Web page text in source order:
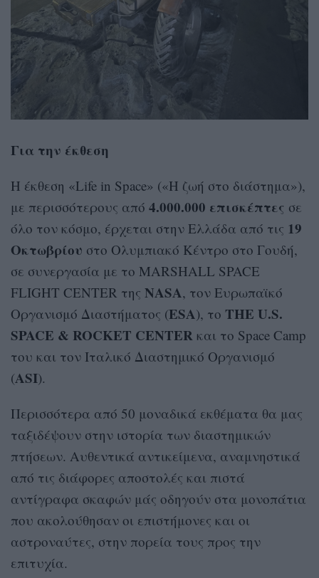
Για την έκθεση
Η έκθεση «Life in Space» («Η ζωή στο διάστημα»),
με περισσότερους από 4.000.000 επισκέπτες σε
όλο τον κόσμο, έρχεται στην Ελλάδα από τις 19
Οκτωβρίου στο Ολυμπιακό Κέντρο στο Γουδή,
σε συνεργασία με το MARSHALL SPACE
FLIGHT CENTER της NASA, τον Ευρωπαϊκό
Οργανισμό Διαστήματος (ESA), το THE U.S.
SPACE & ROCKET CENTER και το Space Camp
του και τον Ιταλικό Διαστημικό Οργανισμό
(ASI).
Περισσότερα από 50 μοναδικά εκθέματα θα μας
ταξιδέψουν στην ιστορία των διαστημικών
πτήσεων. Αυθεντικά αντικείμενα, αναμνηστικά
από τις διάφορες αποστολές και πιστά
αντίγραφα σκαφών μάς οδηγούν στα μονοπάτια
που ακολούθησαν οι επιστήμονες και οι
αστροναύτες, στην πορεία τους προς την
επιτυχία.